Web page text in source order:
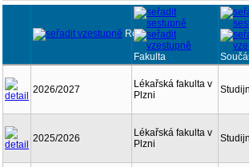
Rok
Fakulta
2026/2027
Lékařská fakulta v
Plzni
2025/2026
Lékařská fakulta v
Plzni